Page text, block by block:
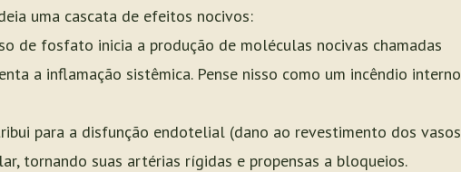
uma cascata de efeitos nocivos:
de fosfato inicia a produção de moléculas nocivas chamadas
a inflamação sistêmica. Pense nisso como um incêndio interno
para a disfunção endotelial (dano ao revestimento dos vasos
tornando suas artérias rígidas e propensas a bloqueios.